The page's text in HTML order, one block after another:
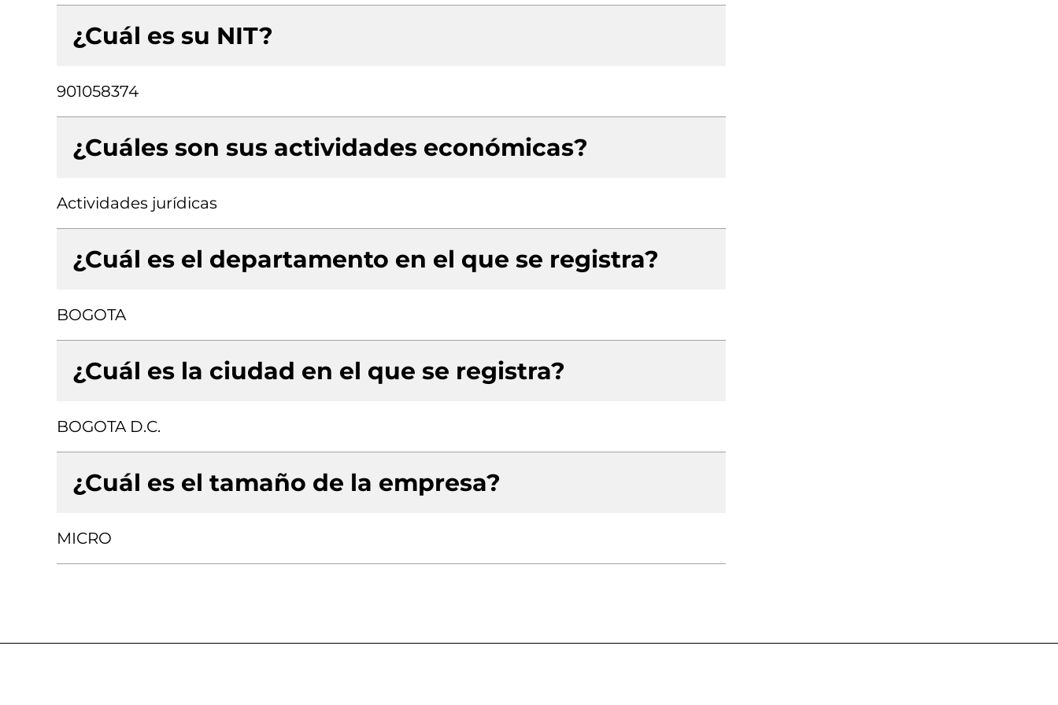
¿Cuál es su NIT?
901058374
¿Cuáles son sus actividades económicas?
Actividades jurídicas
¿Cuál es el departamento en el que se registra?
BOGOTA
¿Cuál es la ciudad en el que se registra?
BOGOTA D.C.
¿Cuál es el tamaño de la empresa?
MICRO